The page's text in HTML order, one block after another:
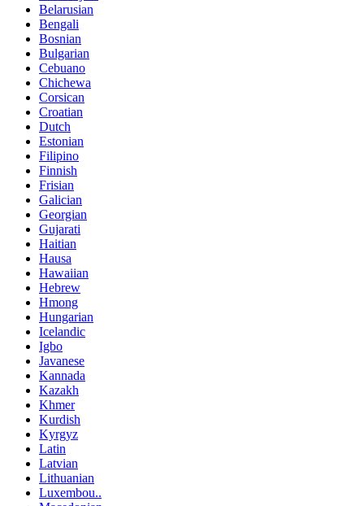
Belarusian
Bengali
Bosnian
Bulgarian
Cebuano
Chichewa
Corsican
Croatian
Dutch
Estonian
Filipino
Finnish
Frisian
Galician
Georgian
Gujarati
Haitian
Hausa
Hawaiian
Hebrew
Hmong
Hungarian
Icelandic
Igbo
Javanese
Kannada
Kazakh
Khmer
Kurdish
Kyrgyz
Latin
Latvian
Lithuanian
Luxembou..